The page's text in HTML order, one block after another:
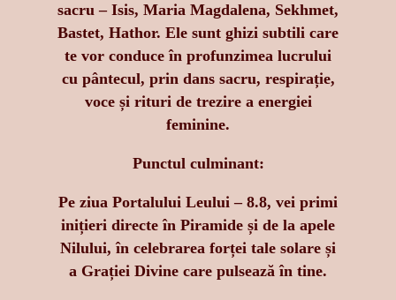
sacru – Isis, Maria Magdalena, Sekhmet,
Bastet, Hathor. Ele sunt ghizi subtili care
te vor conduce în profunzimea lucrului
cu pântecul, prin dans sacru, respirație,
voce și rituri de trezire a energiei
feminine.
Punctul culminant:
Pe ziua Portalului Leului – 8.8, vei primi
inițieri directe în Piramide și de la apele
Nilului, în celebrarea forței tale solare și
a Grației Divine care pulsează în tine.